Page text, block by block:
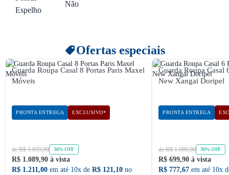
Espelho
Não
Ofertas especiais
Guarda Roupa Casal 8 Portas Paris Maxel
Móveis
PRONTA ENTREGA EXCLUSIVO*
de R$ 1.699,90 36% OFF
R$ 1.089,90 à vista
R$ 1.211,00 em até 10x de R$ 121,10 no
Guarda Roupa Casal
New Xangai Doripel
PRONTA ENTREGA
de R$ 1.089,90 36% OFF
R$ 699,90 à vista
R$ 777,67 em até 10x